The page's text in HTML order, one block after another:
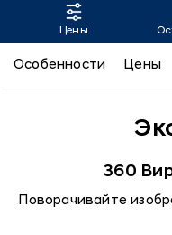
SONATA
Цены
Особенности Цены
360
Поворачивайте